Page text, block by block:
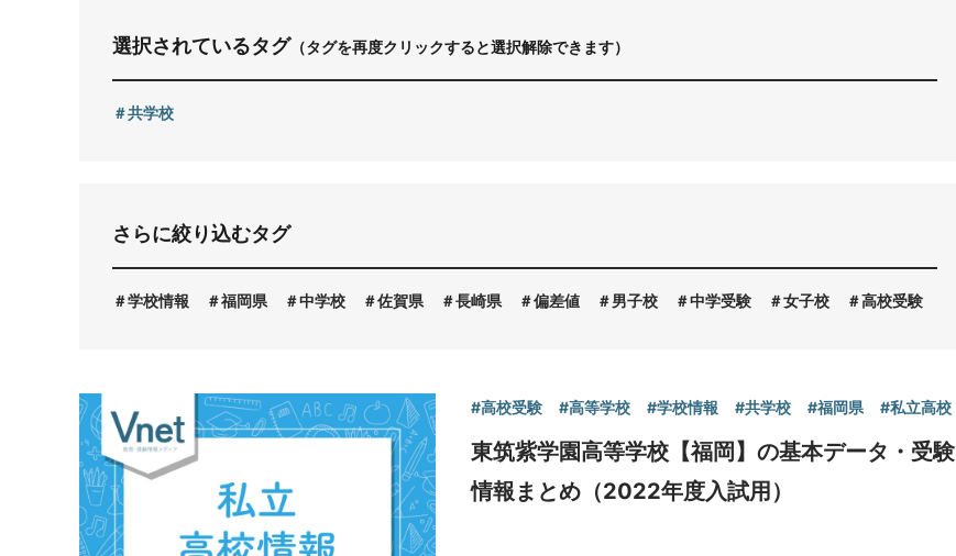
プライバシーポリシー
選択されているタグ（タグを再度クリックすると選択解除できます）
共学校
さらに絞り込むタグ
学校情報 福岡県 中学校 佐賀県 長崎県 偏差値 男子校 中学受験 女子校 高校受験
#高校受験 #高等学校 #学校情報 #共学校 #福岡県 #私立高校
東筑紫学園高等学校【福岡】の基本データ・受験
情報まとめ（2022年度入試用）